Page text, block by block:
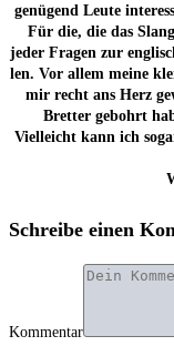
genü­gend Leu­te
Für die, die das
jeder Fra­gen zur
len. Vor allem mei­ne
mir recht ans Herz
Bret­ter gebohrt
Viel­leicht kann ich
Schreibe einen
Kommentar